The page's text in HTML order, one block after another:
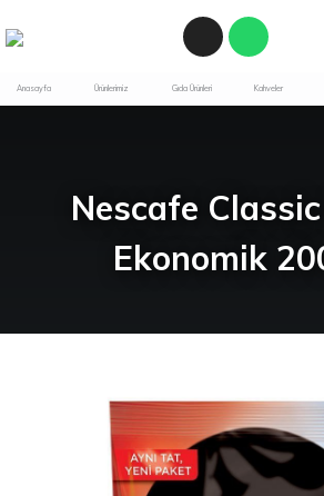
Nescafe
Ekonomik
Anasayfa Ürünlerimiz Gıda Ürünleri Kahveler